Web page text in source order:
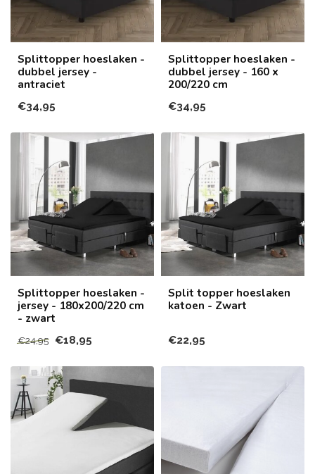
Splittopper hoeslaken -
dubbel jersey -
antraciet
€34,95
Splittopper hoeslaken -
dubbel jersey - 160 x
200/220 cm
€34,95
Splittopper hoeslaken -
jersey - 180x200/220 cm
- zwart
€24,95 €18,95
Split topper hoeslaken
katoen - Zwart
€22,95